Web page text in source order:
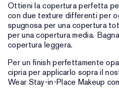
Ottieni la copertura perfetta
con due texture differenti per
spugnosa per una copertura
per una copertura media.
copertura leggera.
Per un finish perfettamente
cipria per applicarlo sopra il
Wear Stay-in-Place Makeup